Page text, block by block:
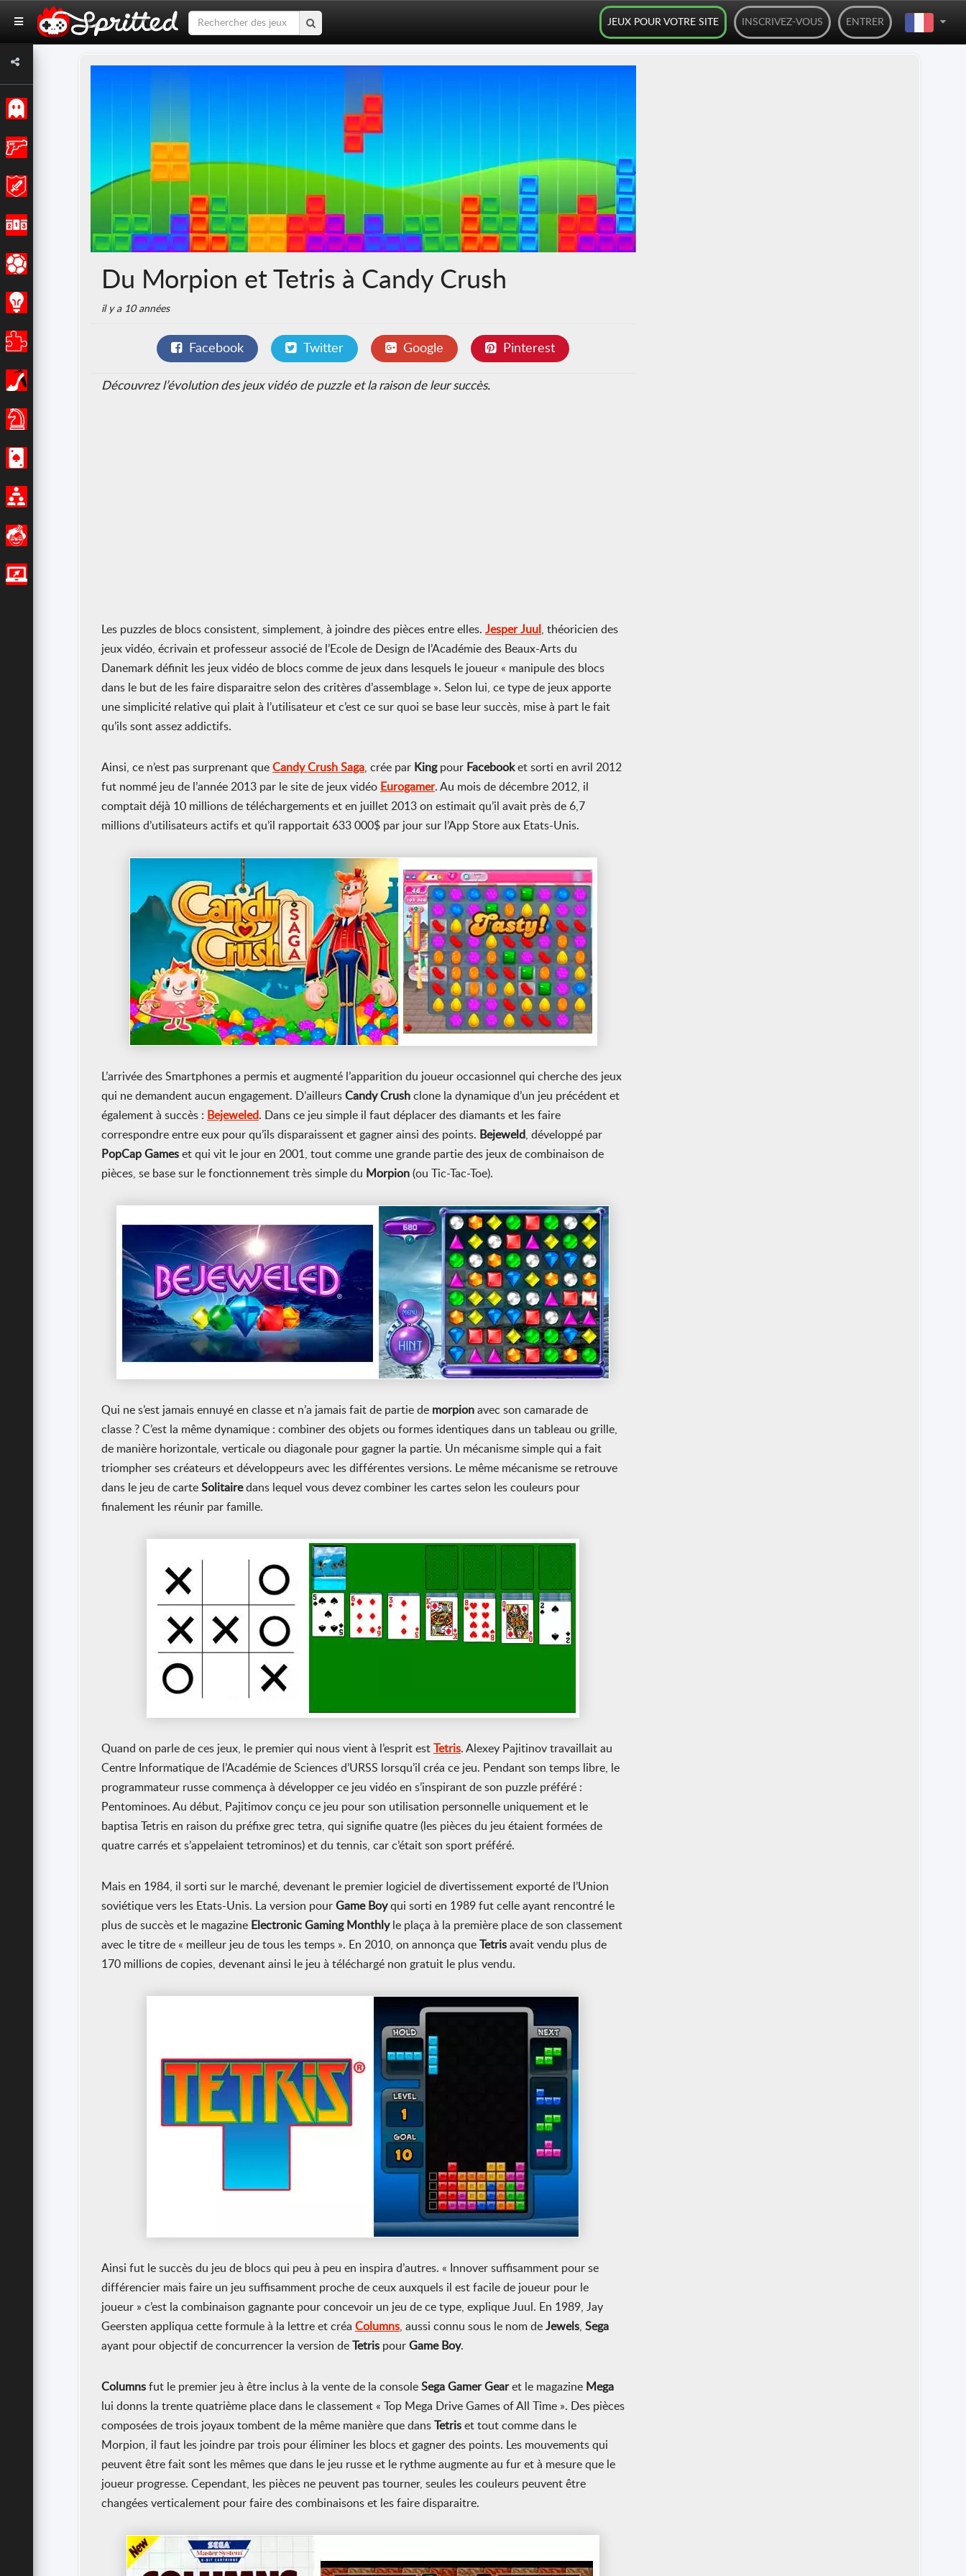
ENTRER
INSCRIVEZ-VOUS
JEUX POUR VOTRE SITE
Du Morpion et Tetris à Candy Crush
il y a 10 années
Facebook Twitter Google Pinterest
Découvrez l’évolution des jeux vidéo de puzzle et la raison de leur succès.
Les puzzles de blocs consistent, simplement, à joindre des pièces entre elles. Jesper Juul
, théoricien des
jeux vidéo, écrivain et professeur associé de l’Ecole de Design de l’Académie des Beaux-Arts du
Danemark définit les jeux vidéo de blocs comme de jeux dans lesquels le joueur « manipule des blocs
dans le but de les faire disparaitre selon des critères d’assemblage ». Selon lui, ce type de jeux apporte
une simplicité relative qui plait à l’utilisateur et c’est ce sur quoi se base leur succès, mise à part le fait
qu’ils sont assez addictifs.
Ainsi, ce n’est pas surprenant que Candy Crush Saga , crée par Kingpour Facebooket sorti en avril 2012
fut nommé jeu de l’année 2013 par le site de jeux vidéo Eurogamer. Au mois de décembre 2012, il
comptait déjà 10 millions de téléchargements et en juillet 2013 on estimait qu’il avait près de 6,7
millions d’utilisateurs actifs et qu’il rapportait 633 000$ par jour sur l’App Store aux Etats-Unis.
L’arrivée des Smartphones a permis et augmenté l’apparition du joueur occasionnel qui cherche des jeux
qui ne demandent aucun engagement. D’ailleurs Candy Crush clone la dynamique d’un jeu précédent et
également à succès : Bejeweled. Dans ce jeu simple il faut déplacer des diamants et les faire
correspondre entre eux pour qu’ils disparaissent et gagner ainsi des points. Bejeweld
, développé par
PopCap Games et qui vit le jour en 2001, tout comme une grande partie des jeux de combinaison de
pièces, se base sur le fonctionnement très simple du Morpion (ou Tic-Tac-Toe).
Qui ne s’est jamais ennuyé en classe et n’a jamais fait de partie de morpion avec son camarade de
classe ? C’est la même dynamique : combiner des objets ou formes identiques dans un tableau ou grille,
de manière horizontale, verticale ou diagonale pour gagner la partie. Un mécanisme simple qui a fait
triompher ses créateurs et développeurs avec les différentes versions. Le même mécanisme se retrouve
dans le jeu de carte Solitairedans lequel vous devez combiner les cartes selon les couleurs pour
finalement les réunir par famille.
Quand on parle de ces jeux, le premier qui nous vient à l’esprit est Tetris. Alexey Pajitinov travaillait au
Centre Informatique de l’Académie de Sciences d’URSS lorsqu’il créa ce jeu. Pendant son temps libre, le
programmateur russe commença à développer ce jeu vidéo en s’inspirant de son puzzle préféré :
Pentominoes. Au début, Pajitimov conçu ce jeu pour son utilisation personnelle uniquement et le
baptisa Tetris en raison du préfixe grec tetra, qui signifie quatre (les pièces du jeu étaient formées de
quatre carrés et s’appelaient tetrominos) et du tennis, car c’était son sport préféré.
Mais en 1984, il sorti sur le marché, devenant le premier logiciel de divertissement exporté de l’Union
soviétique vers les Etats-Unis. La version pour Game Boyqui sorti en 1989 fut celle ayant rencontré le
plus de succès et le magazine Electronic Gaming Monthlyle plaça à la première place de son classement
avec le titre de « meilleur jeu de tous les temps ». En 2010, on annonça que Tetris avait vendu plus de
170 millions de copies, devenant ainsi le jeu à téléchargé non gratuit le plus vendu.
Ainsi fut le succès du jeu de blocs qui peu à peu en inspira d’autres. « Innover suffisamment pour se
différencier mais faire un jeu suffisamment proche de ceux auxquels il est facile de joueur pour le
joueur » c’est la combinaison gagnante pour concevoir un jeu de ce type, explique Juul. En 1989, Jay
Geersten appliqua cette formule à la lettre et créa Columns , aussi connu sous le nom de Jewels Sega
ayant pour objectif de concurrencer la version de Tetris pour Game Boy.
Columns fut le premier jeu à être inclus à la vente de la console Sega Gamer Gearet le magazine Mega
lui donns la trente quatrième place dans le classement « Top Mega Drive Games of All Time ». Des pièces
composées de trois joyaux tombent de la même manière que dans Tetris et tout comme dans le
Morpion, il faut les joindre par trois pour éliminer les blocs et gagner des points. Les mouvements qui
peuvent être fait sont les mêmes que dans le jeu russe et le rythme augmente au fur et à mesure que le
joueur progresse. Cependant, les pièces ne peuvent pas tourner, seules les couleurs peuvent être
changées verticalement pour faire des combinaisons et les faire disparaitre.